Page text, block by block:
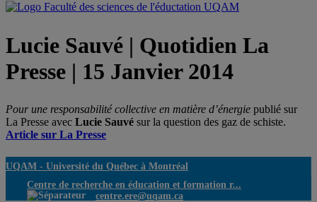
Lucie Sauvé | Quotidien La
Presse | 15 Janvier 2014
Pour une responsabilité collective en matière d’énergie publié sur
La Presse avec Lucie Sauvé sur la question des gaz de schiste.
Article sur La Presse
UQAM - Université du Québec à Montréal
Centre de recherche en éducation et formation r...
centre.ere@uqam.ca